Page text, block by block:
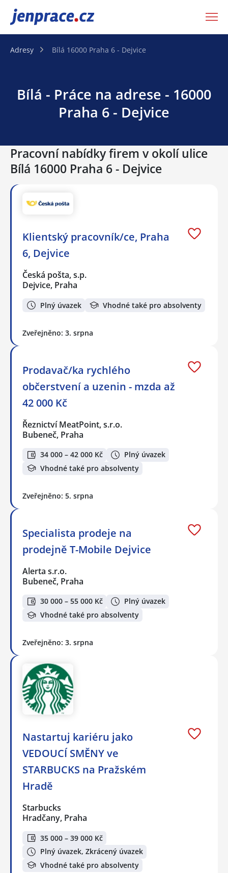
JenPráce.cz
Adresy Bílá 16000 Praha 6 - Dejvice
Bílá - Práce na adrese - 16000
Praha 6 - Dejvice
Pracovní nabídky firem v okolí ulice
Bílá 16000 Praha 6 - Dejvice
Klientský pracovník/ce, Praha
6, Dejvice
Česká pošta, s.p.
Dejvice, Praha
Plný úvazek Vhodné také pro absolventy
Zveřejněno: 3. srpna
Prodavač/ka rychlého
občerstvení a uzenin - mzda až
42 000 Kč
Řeznictví MeatPoint, s.r.o.
Bubeneč, Praha
34 000 – 42 000 Kč
Plný úvazek
Vhodné také pro absolventy
Zveřejněno: 5. srpna
Specialista prodeje na
prodejně T-Mobile Dejvice
Alerta s.r.o.
Bubeneč, Praha
30 000 – 55 000 Kč
Plný úvazek
Vhodné také pro absolventy
Zveřejněno: 3. srpna
Nastartuj kariéru jako
VEDOUCÍ SMĚNY ve
STARBUCKS na Pražském
Hradě
Starbucks
Hradčany, Praha
35 000 – 39 000 Kč
Plný úvazek, Zkrácený úvazek
Vhodné také pro absolventy